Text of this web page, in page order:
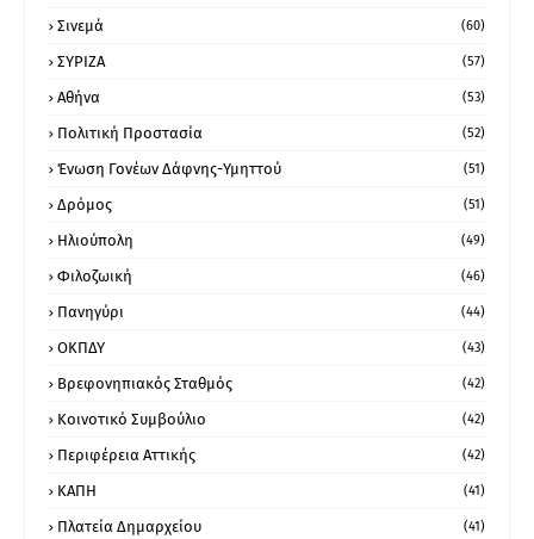
Σινεμά (60)
ΣΥΡΙΖΑ (57)
Αθήνα (53)
Πολιτική Προστασία (52)
Ένωση Γονέων Δάφνης-Υμηττού (51)
Δρόμος (51)
Ηλιούπολη (49)
Φιλοζωική (46)
Πανηγύρι (44)
ΟΚΠΔΥ (43)
Βρεφονηπιακός Σταθμός (42)
Κοινοτικό Συμβούλιο (42)
Περιφέρεια Αττικής (42)
ΚΑΠΗ (41)
Πλατεία Δημαρχείου (41)